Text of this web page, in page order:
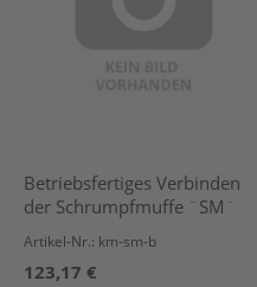
Betriebsfertiges Verbinden
der Schrumpfmuffe ¨SM¨
Artikel-Nr.: km-sm-b
123,17 €